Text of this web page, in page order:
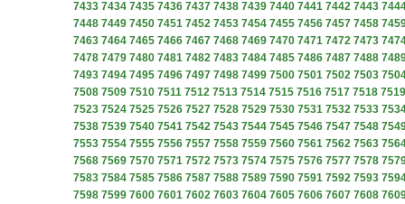
7433 7434 7435 7436 7437 7438 7439 7440 7441 7442 7443
7448 7449 7450 7451 7452 7453 7454 7455 7456 7457 7458
7463 7464 7465 7466 7467 7468 7469 7470 7471 7472 7473
7478 7479 7480 7481 7482 7483 7484 7485 7486 7487 7488
7493 7494 7495 7496 7497 7498 7499 7500 7501 7502 7503
7508 7509 7510 7511 7512 7513 7514 7515 7516 7517 7518 7519
7523 7524 7525 7526 7527 7528 7529 7530 7531 7532 7533
7538 7539 7540 7541 7542 7543 7544 7545 7546 7547 7548
7553 7554 7555 7556 7557 7558 7559 7560 7561 7562 7563
7568 7569 7570 7571 7572 7573 7574 7575 7576 7577 7578
7583 7584 7585 7586 7587 7588 7589 7590 7591 7592 7593
7598 7599 7600 7601 7602 7603 7604 7605 7606 7607 7608